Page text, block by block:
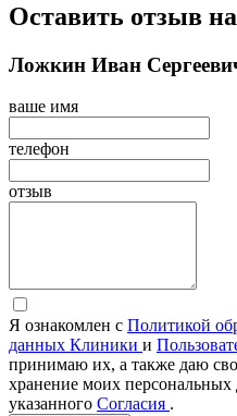
Оставить отзыв
Ложкин Иван
ваше имя
телефон
отзыв
Я ознакомлен с Политикой
данных Клиники и
принимаю их, а также даю
хранение моих персональных
указанного Согласия .